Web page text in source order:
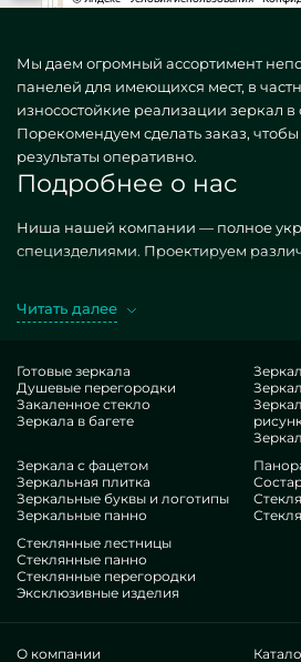
Мы даем огромный ассортимент
панелей для имеющихся мест, в
износостойкие реализации зеркал в
Порекомендуем сделать заказ,
результаты оперативно.
Подробнее о нас
Ниша нашей компании — полное
специзделиями. Проектируем
подходе MILONYA, вы конкретно
покоряющийся популярным
мечтаете улучшить свои
своеобразия, безусловно
зеркал в спортзал и до
Нюансы нашей
В нашем составе — знатоки
требовательных заказчиков.
прокачкой мастерских навыков,
функционировать в трудных
сконструируют зеркала в спортзал
Заслужили взаимодоверие
Читать далее
Готовые зеркала
Душевые перегородки
Закаленное стекло
Зеркала в багете
Зеркала с фацетом
Зеркальная плитка
Зеркальные буквы и логотипы
Зеркальные панно
Стеклянные лестницы
Стеклянные панно
Стеклянные перегородки
Эксклюзивные изделия
О компании